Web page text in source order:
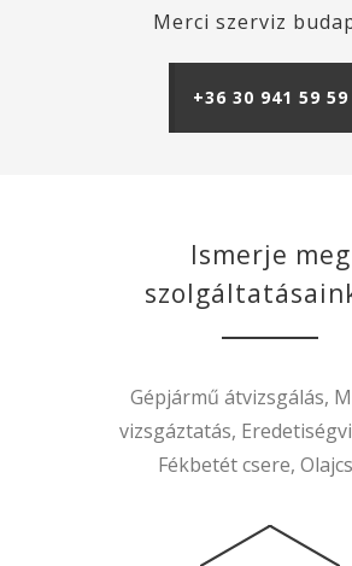
Merci szerviz
+36 30 941 59 59
Ismerje meg
Gépjármű átvizsgálás,
vizsgáztatás,
Fékbetét csere,